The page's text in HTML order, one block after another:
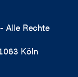
Alle Rechte
Köln